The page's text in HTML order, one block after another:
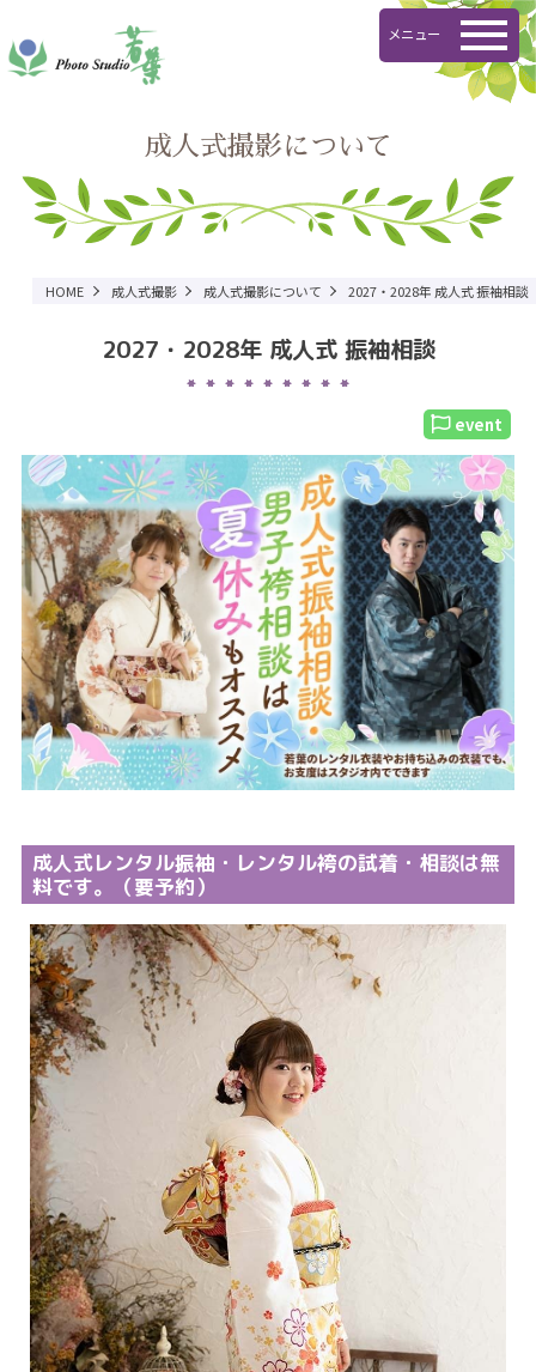
メニュー
成人式撮影について
HOME 成人式撮影 成人式撮影について 2027・2028年 成人式 振袖相談
2027・2028年 成人式 振袖相談
event
成人式レンタル振袖・レンタル袴の試着・相談は無
料です。（要予約）